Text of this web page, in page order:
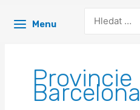
Menu
for:
Provincie
Barcelona